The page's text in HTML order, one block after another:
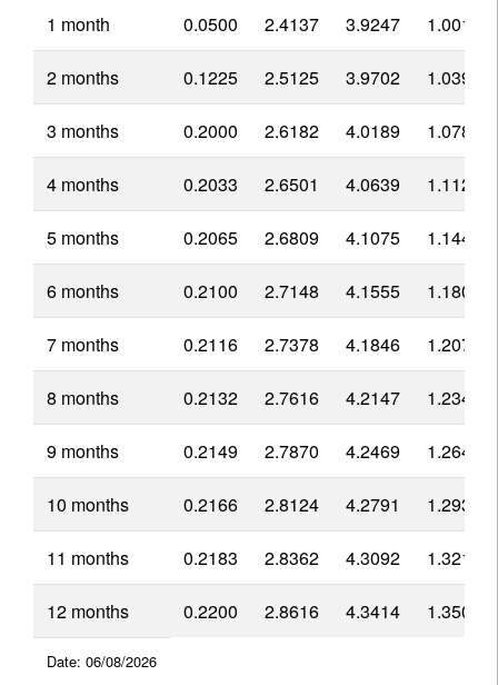
1 month 0.0500 2.4137 3.9247 1.0018
2 months 0.1225 2.5125 3.9702 1.0390
3 months 0.2000 2.6182 4.0189 1.0787
4 months 0.2033 2.6501 4.0639 1.1123
5 months 0.2065 2.6809 4.1075 1.1448
6 months 0.2100 2.7148 4.1555 1.1806
7 months 0.2116 2.7378 4.1846 1.2072
8 months 0.2132 2.7616 4.2147 1.2347
9 months 0.2149 2.7870 4.2469 1.2641
10 months 0.2166 2.8124 4.2791 1.2935
11 months 0.2183 2.8362 4.3092 1.3210
12 months 0.2200 2.8616 4.3414 1.3504
Date: 06/08/2026